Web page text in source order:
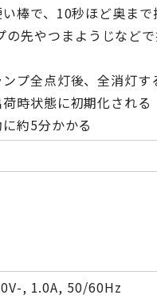
棒で、10秒ほど奥まで
先やつまようじなど
プ全点灯後、全消灯す
時状態に初期化される
約5分かかる
, 1.0A, 50/60Hz